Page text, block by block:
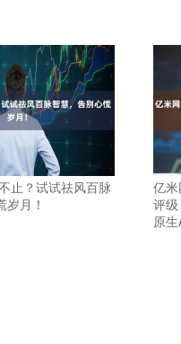
止？试试祛风百脉
岁月！
亿
评
原